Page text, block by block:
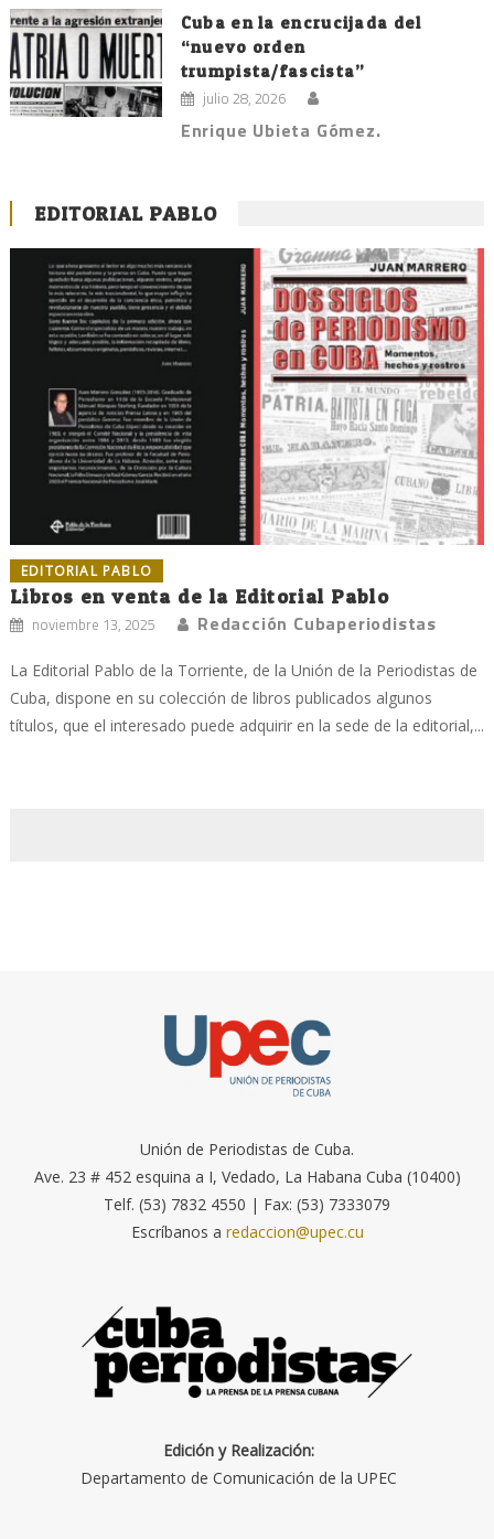
Cuba en la encrucijada del
“nuevo orden
trumpista/fascista”
julio 28, 2026
Enrique Ubieta Gómez.
EDITORIAL PABLO
EDITORIAL PABLO
Libros en venta de la Editorial Pablo
noviembre 13, 2025 Redacción Cubaperiodistas
La Editorial Pablo de la Torriente, de la Unión de la Periodistas de
Cuba, dispone en su colección de libros publicados algunos
títulos, que el interesado puede adquirir en la sede de la editorial,...
Unión de Periodistas de Cuba.
Ave. 23 # 452 esquina a I, Vedado, La Habana Cuba (10400)
Telf. (53) 7832 4550 | Fax: (53) 7333079
Escríbanos a redaccion@upec.cu
Edición y Realización:
Departamento de Comunicación de la UPEC